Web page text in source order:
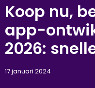
Koop nu,
app-
2026:
17 januari 2024